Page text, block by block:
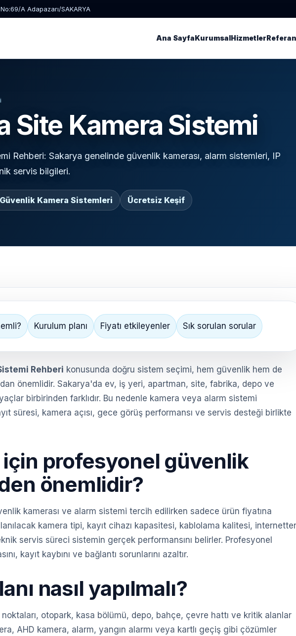
A Adapazarı/SAKARYA
Ana SayfaKurumsalHizmetler
Site Kamera Sistemi
Rehberi: Sakarya genelinde güvenlik kamerası, alarm sistemleri, IP
servis bilgileri.
Kamera Sistemleri Ücretsiz Keşif
Kurulum planı Fiyatı etkileyenler Sık sorulan sorular
Rehberi konusunda doğru sistem seçimi, hem güvenlik hem de
önemlidir. Sakarya'da ev, iş yeri, apartman, site, fabrika, depo ve
birbirinden farklıdır. Bu nedenle kamera veya alarm sistemi
süresi, kamera açısı, gece görüş performansı ve servis desteği birlikte
için profesyonel güvenlik
önemlidir?
kamerası ve alarm sistemi tercih edilirken sadece ürün fiyatına
kamera tipi, kayıt cihazı kapasitesi, kablolama kalitesi,
servis süreci sistemin gerçek performansını belirler. Profesyonel
kayıt kaybını ve bağlantı sorunlarını azaltır.
nasıl yapılmalı?
noktaları, otopark, kasa bölümü, depo, bahçe, çevre hattı ve kritik alanlar
AHD kamera, alarm, yangın alarmı veya kartlı geçiş gibi çözümler